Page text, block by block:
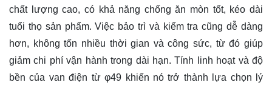
chất lượng cao, có khả năng chống ăn mòn tốt, kéo dài
tuổi thọ sản phẩm. Việc bảo trì và kiểm tra cũng dễ dàng
hơn, không tốn nhiều thời gian và công sức, từ đó giúp
giảm chi phí vận hành trong dài hạn. Tính linh hoạt và độ
bền của van điện từ φ49 khiến nó trở thành lựa chọn lý